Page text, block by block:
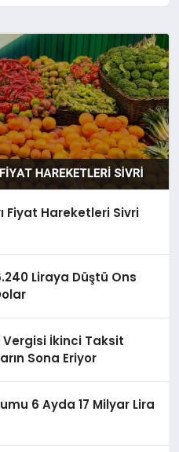
Fiyat Hareketleri Sivri
Liraya Düştü Ons
Vergisi İkinci Taksit
Sona Eriyor
6 Ayda 17 Milyar Lira